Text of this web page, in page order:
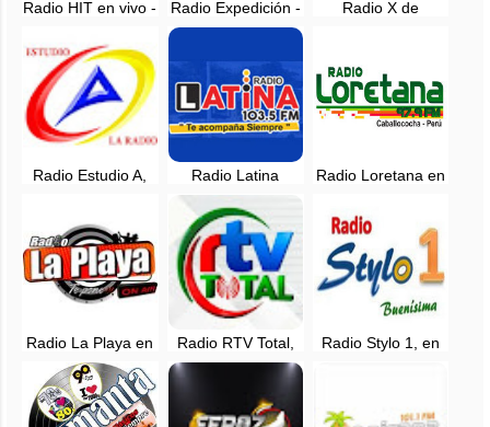
Radio HIT en vivo -
Radio Expedición -
Requena, Loreto
Radio X de
Radio Estudio A,
Radio Latina
Lagunas, EN VIVO
- Lagunas, Loreto
Radio Loretana en
Caballococha,
Loreto
Radio La Playa en
vivo - Requena,
Loreto
Radio RTV Total,
en vivo - 98.3 FM -
Radio Stylo 1, en